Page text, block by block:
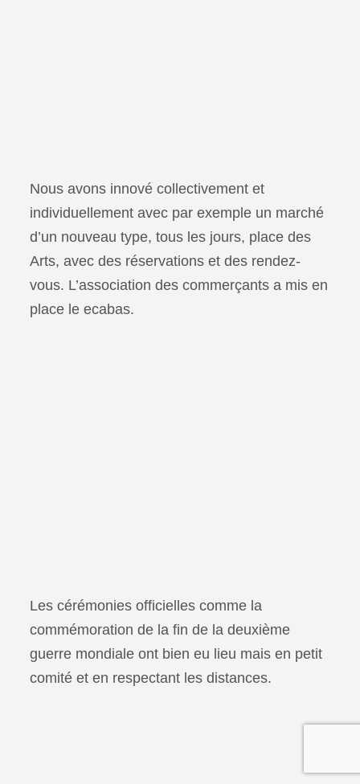
Nous avons innové collectivement et
individuellement avec par exemple un marché
d’un nouveau type, tous les jours, place des
Arts, avec des réservations et des rendez-
vous. L’association des commerçants a mis en
place le ecabas.
Les cérémonies officielles comme la
commémoration de la fin de la deuxième
guerre mondiale ont bien eu lieu mais en petit
comité et en respectant les distances.